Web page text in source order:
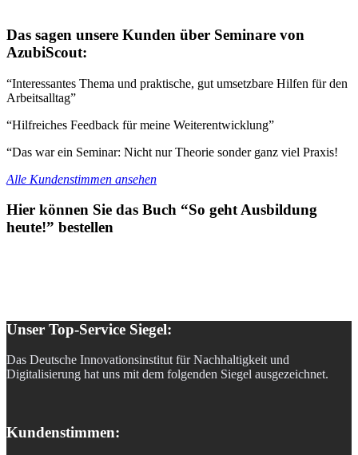
Das sagen unsere Kunden über Seminare von
AzubiScout:
“Interessantes Thema und praktische, gut umsetzbare Hilfen für den
Arbeitsalltag”
“Hilfreiches Feedback für meine Weiterentwicklung”
“Das war ein Seminar: Nicht nur Theorie sonder ganz viel Praxis!
Alle Kundenstimmen ansehen
Hier können Sie das Buch “So geht Ausbildung
heute!” bestellen
Unser Top-Service Siegel:
Das Deutsche Innovationsinstitut für Nachhaltigkeit und
Digitalisierung hat uns mit dem folgenden Siegel ausgezeichnet.
Kundenstimmen: